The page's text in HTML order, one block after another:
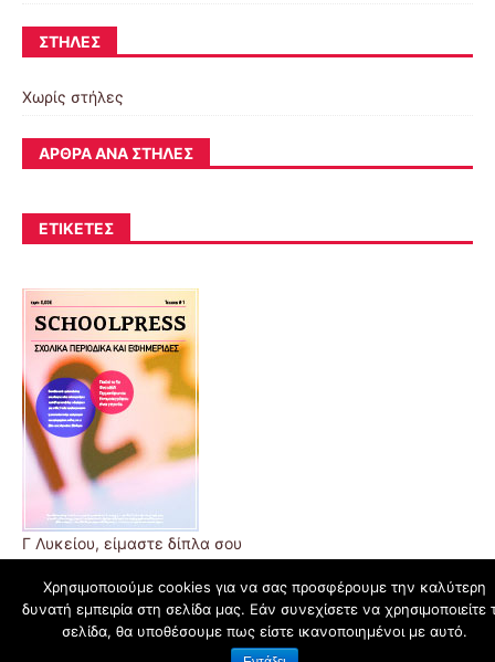
ΣΤΉΛΕΣ
Χωρίς στήλες
ΆΡΘΡΑ ΑΝΆ ΣΤΉΛΕΣ
ΕΤΙΚΈΤΕΣ
Γ Λυκείου, είμαστε δίπλα σου
schoolpress.sch.gr
Χρησιμοποιούμε cookies για να σας προσφέρουμε την καλύτερη
δυνατή εμπειρία στη σελίδα μας. Εάν συνεχίσετε να χρησιμοποιείτε
σελίδα, θα υποθέσουμε πως είστε ικανοποιημένοι με αυτό.